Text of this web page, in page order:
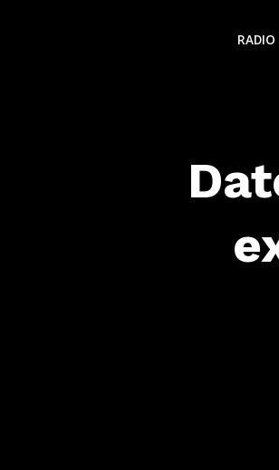
RADIO